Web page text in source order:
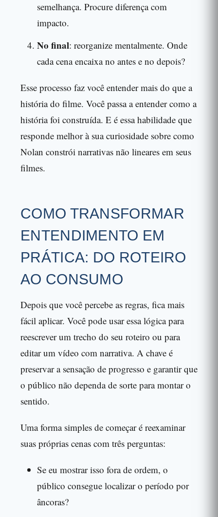
semelhança. Procure diferença com
impacto.
No final: reorganize mentalmente. Onde
cada cena encaixa no antes e no depois?
Esse processo faz você entender mais do que a
história do filme. Você passa a entender como a
história foi construída. E é essa habilidade que
responde melhor à sua curiosidade sobre como
Nolan constrói narrativas não lineares em seus
filmes.
COMO TRANSFORMAR
ENTENDIMENTO EM
PRÁTICA: DO ROTEIRO
AO CONSUMO
Depois que você percebe as regras, fica mais
fácil aplicar. Você pode usar essa lógica para
reescrever um trecho do seu roteiro ou para
editar um vídeo com narrativa. A chave é
preservar a sensação de progresso e garantir que
o público não dependa de sorte para montar o
sentido.
Uma forma simples de começar é reexaminar
suas próprias cenas com três perguntas:
Se eu mostrar isso fora de ordem, o
público consegue localizar o período por
âncoras?